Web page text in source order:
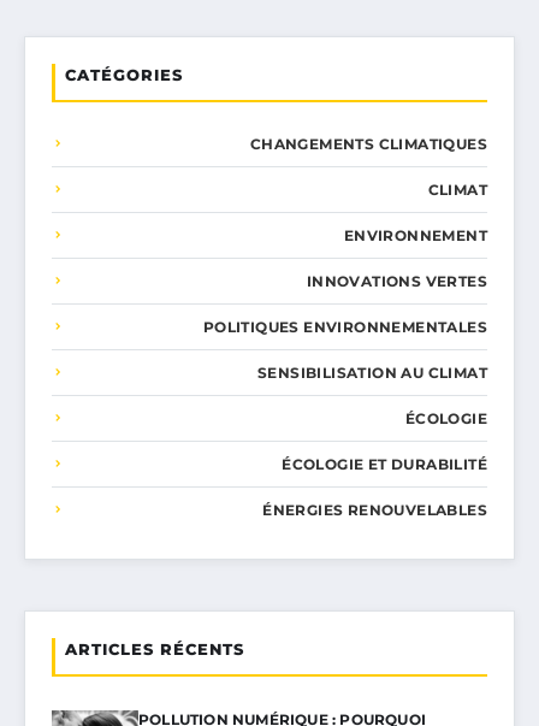
CATÉGORIES
CHANGEMENTS CLIMATIQUES
CLIMAT
ENVIRONNEMENT
INNOVATIONS VERTES
POLITIQUES ENVIRONNEMENTALES
SENSIBILISATION AU CLIMAT
ÉCOLOGIE
ÉCOLOGIE ET DURABILITÉ
ÉNERGIES RENOUVELABLES
ARTICLES RÉCENTS
POLLUTION NUMÉRIQUE : POURQUOI